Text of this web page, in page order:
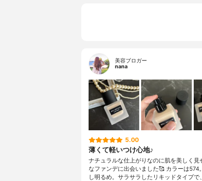
美容ブロガー
nana
5.00
薄くて軽いつけ心地♪
ナチュラルな仕上がりなのに肌を美しく見
なファンデに出会いました🥰 カラーは574
し明るめ。サラサラしたリキッドタイプで